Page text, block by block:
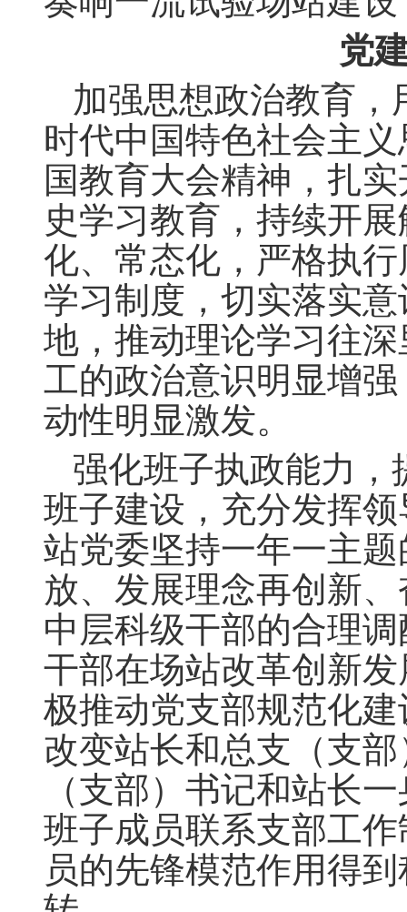
党
加强思想政治教育
时代中国特色社会主
国教育大会精神，扎
史学习教育，持续开
化、常态化，严格执
学习制度，切实落实
地，推动理论学习往
工的政治意识明显增
动性明显激发。
强化班子执政能力
班子建设，充分发挥
站党委坚持一年一主
放、发展理念再创新
中层科级干部的合理
干部在场站改革创新
极推动党支部规范化
改变站长和总支（支
（支部）书记和站长
班子成员联系支部工
员的先锋模范作用得